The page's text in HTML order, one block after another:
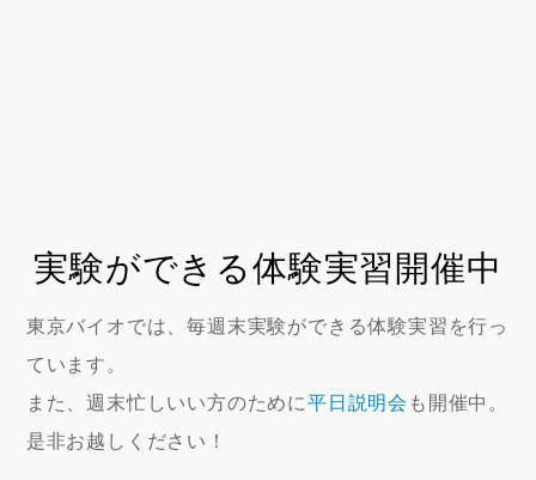
実験ができる体験実習開催中
東京バイオでは、毎週末実験ができる体験実習を行っ
ています。
また、週末忙しいい方のために平日説明会 も開催中。
是非お越しください！